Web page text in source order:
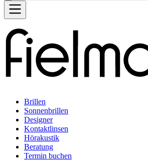
Brillen
Sonnenbrillen
Designer
Kontaktlinsen
Hörakustik
Beratung
Termin buchen